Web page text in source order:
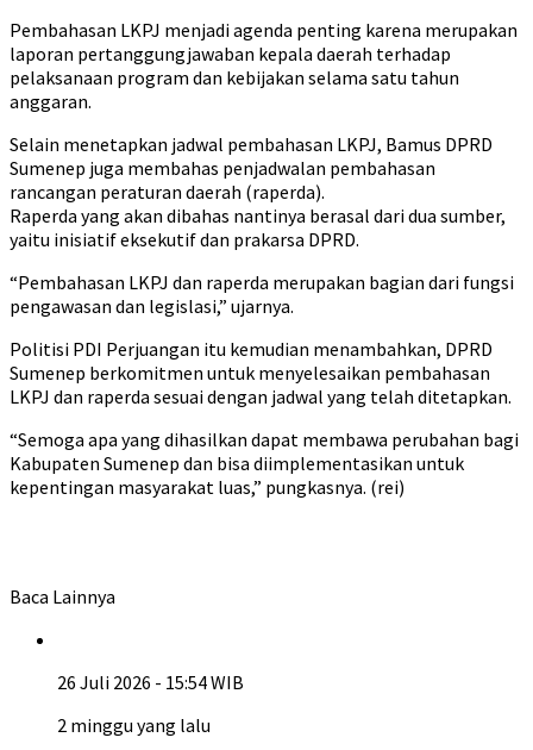
Pembahasan LKPJ menjadi agenda penting karena merupakan
laporan pertanggungjawaban kepala daerah terhadap
pelaksanaan program dan kebijakan selama satu tahun
anggaran.
Selain menetapkan jadwal pembahasan LKPJ, Bamus DPRD
Sumenep juga membahas penjadwalan pembahasan
rancangan peraturan daerah (raperda).
Raperda yang akan dibahas nantinya berasal dari dua sumber,
yaitu inisiatif eksekutif dan prakarsa DPRD.
“Pembahasan LKPJ dan raperda merupakan bagian dari fungsi
pengawasan dan legislasi,” ujarnya.
Politisi PDI Perjuangan itu kemudian menambahkan, DPRD
Sumenep berkomitmen untuk menyelesaikan pembahasan
LKPJ dan raperda sesuai dengan jadwal yang telah ditetapkan.
“Semoga apa yang dihasilkan dapat membawa perubahan bagi
Kabupaten Sumenep dan bisa diimplementasikan untuk
kepentingan masyarakat luas,” pungkasnya. (rei)
Baca Lainnya
26 Juli 2026 - 15:54 WIB
2 minggu yang lalu